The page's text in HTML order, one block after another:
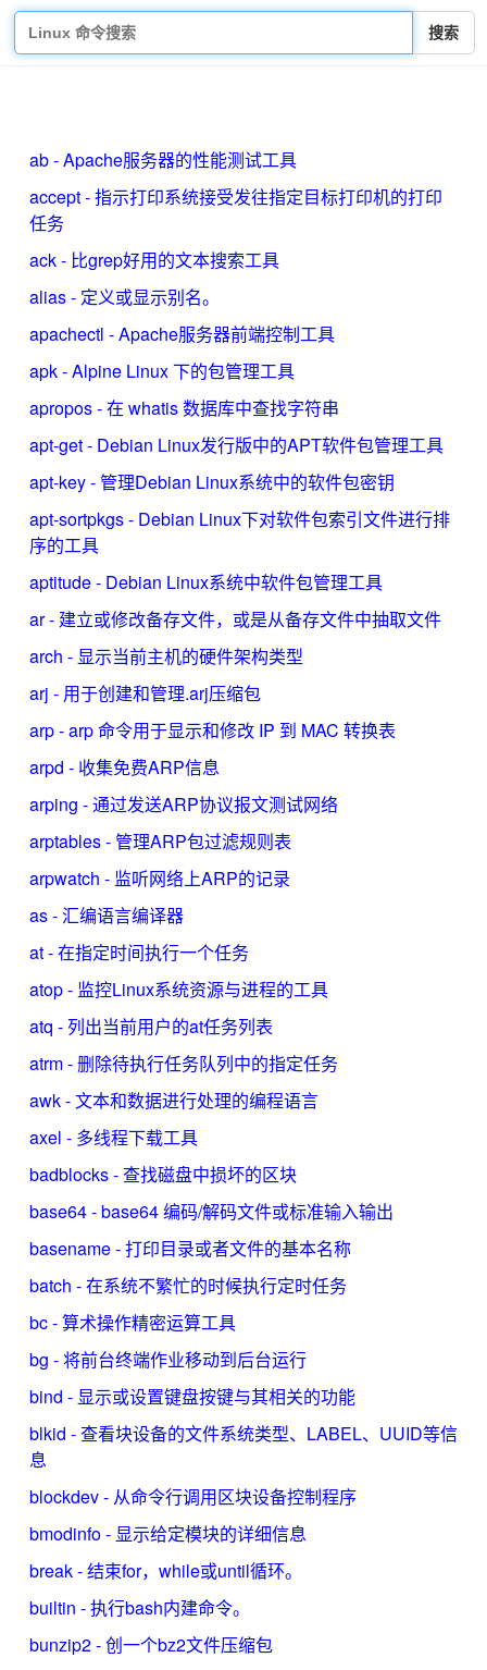
搜索
ab - Apache服务器的性能测试工具
accept - 指示打印系统接受发往指定目标打印机的打印
任务
ack - 比grep好用的文本搜索工具
alias - 定义或显示别名。
apachectl - Apache服务器前端控制工具
apk - Alpine Linux 下的包管理工具
apropos - 在 whatis 数据库中查找字符串
apt-get - Debian Linux发行版中的APT软件包管理工具
apt-key - 管理Debian Linux系统中的软件包密钥
apt-sortpkgs - Debian Linux下对软件包索引文件进行排
序的工具
aptitude - Debian Linux系统中软件包管理工具
ar - 建立或修改备存文件，或是从备存文件中抽取文件
arch - 显示当前主机的硬件架构类型
arj - 用于创建和管理.arj压缩包
arp - arp 命令用于显示和修改 IP 到 MAC 转换表
arpd - 收集免费ARP信息
arping - 通过发送ARP协议报文测试网络
arptables - 管理ARP包过滤规则表
arpwatch - 监听网络上ARP的记录
as - 汇编语言编译器
at - 在指定时间执行一个任务
atop - 监控Linux系统资源与进程的工具
atq - 列出当前用户的at任务列表
atrm - 删除待执行任务队列中的指定任务
awk - 文本和数据进行处理的编程语言
axel - 多线程下载工具
badblocks - 查找磁盘中损坏的区块
base64 - base64 编码/解码文件或标准输入输出
basename - 打印目录或者文件的基本名称
batch - 在系统不繁忙的时候执行定时任务
bc - 算术操作精密运算工具
bg - 将前台终端作业移动到后台运行
bind - 显示或设置键盘按键与其相关的功能
blkid - 查看块设备的文件系统类型、LABEL、UUID等信
息
blockdev - 从命令行调用区块设备控制程序
bmodinfo - 显示给定模块的详细信息
break - 结束for，while或until循环。
builtin - 执行bash内建命令。
bunzip2 - 创一个bz2文件压缩包